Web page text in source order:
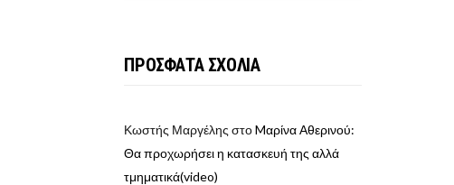
ΠΡΟΣΦΑΤΑ ΣΧΟΛΙΑ
Κωστής Μαργέλης στοMαρίνα Αθερινού:
Θα προχωρήσει η κατασκευή της αλλά
τμηματικά(video)